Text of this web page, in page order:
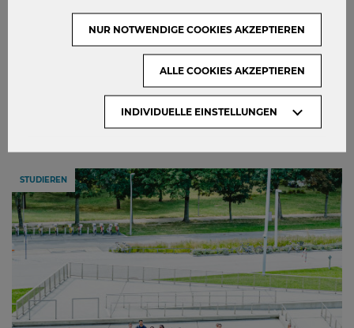
Internationale Sommeruniversität
Interview
STUDIEREN
INDIVIDUELLE EINSTELLUNGEN
NUR NOTWENDIGE COOKIES AKZEPTIEREN
ALLE COOKIES AKZEPTIEREN